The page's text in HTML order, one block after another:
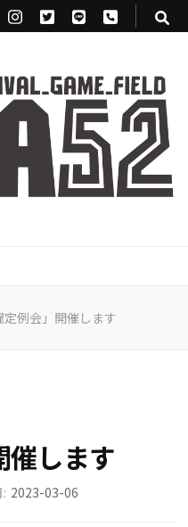
ルド
定例会」開催します
催します
2023-03-06